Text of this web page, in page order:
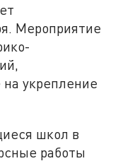
Мероприятие
укрепление
школ в
работы